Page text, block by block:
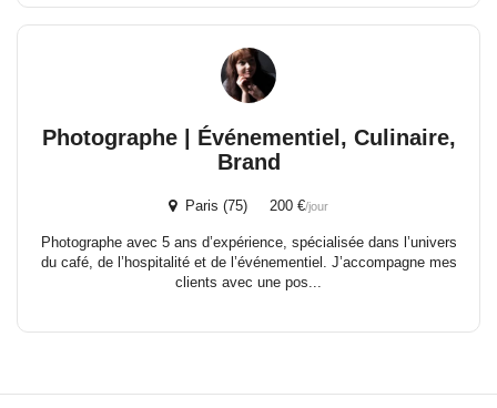
Photographe | Événementiel, Culinaire,
Brand
Paris (75) 200 €/jour
Photographe avec 5 ans d’expérience, spécialisée dans l’univers
du café, de l’hospitalité et de l’événementiel. J’accompagne mes
clients avec une pos...